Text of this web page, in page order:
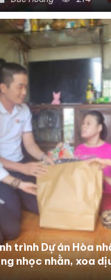
trình Dự án Hòa
nhọc nhằn, xoa